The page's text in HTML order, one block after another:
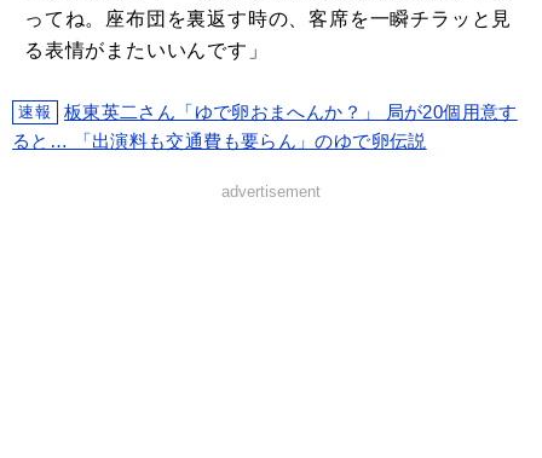
ってね。座布団を裏返す時の、客席を一瞬チラッと見
る表情がまたいいんです」
速報
板東英二さん「ゆで卵おまへんか？」 局が20個用意す
ると… 「出演料も交通費も要らん」のゆで卵伝説
advertisement